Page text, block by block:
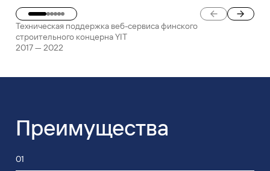
Техническая поддержка веб-сервиса финского
строительного концерна YIT
2017 — 2022
Преимущества
01